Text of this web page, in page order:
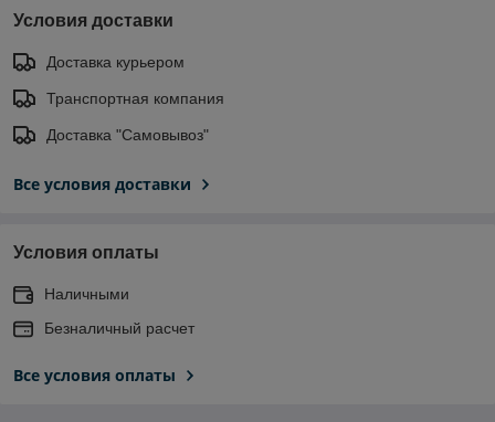
Условия доставки
Доставка курьером
Транспортная компания
Доставка "Самовывоз"
Все условия доставки
Условия оплаты
Наличными
Безналичный расчет
Все условия оплаты